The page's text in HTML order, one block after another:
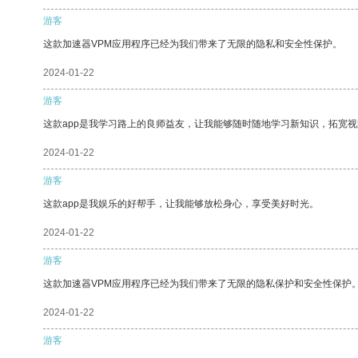
游客
这款加速器VPM应用程序已经为我们带来了无限的隐私和安全性保护。
2024-01-22
游客
这款app是我学习路上的良师益友，让我能够随时随地学习新知识，拓宽
2024-01-22
游客
这款app是我娱乐的好帮手，让我能够放松身心，享受美好时光。
2024-01-22
游客
这款加速器VPM应用程序已经为我们带来了无限的隐私保护和安全性保护
2024-01-22
游客